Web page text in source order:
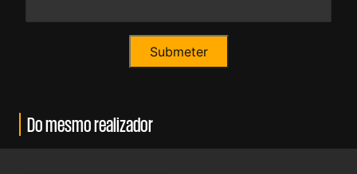
Do mesmo realizador